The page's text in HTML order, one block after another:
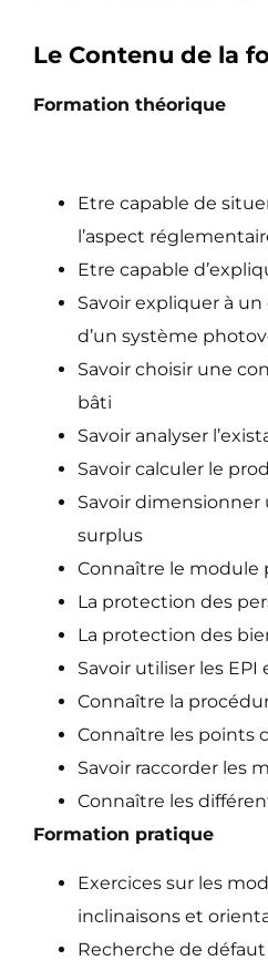
Le Contenu de la
Formation théorique
Etre capable de
l’aspect
Etre capable
Savoir expliquer à
d’un système
Savoir choisir une
bâti
Savoir analyser
Savoir calculer le
Savoir
surplus
Connaître le module
La protection des
La protection des
Savoir utiliser les
Connaître la
Connaître les points
Savoir raccorder les
Connaître les
Formation pratique
Exercices sur les
inclinaisons et
Recherche de